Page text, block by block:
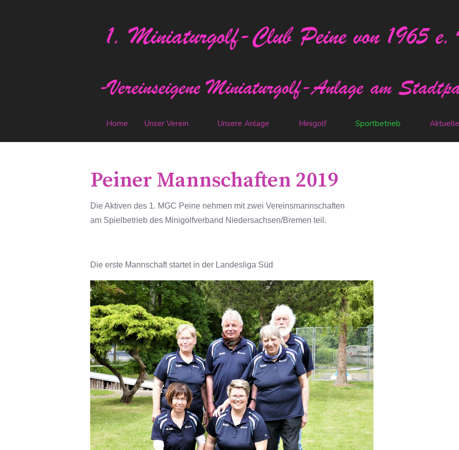
Home Unser Verein Unsere Anlage Minigolf Sportbetrieb
Peiner Mannschaften 2019
Die Aktiven des 1. MGC Peine nehmen mit zwei Vereinsmannschaften
am Spielbetrieb des Minigolfverband Niedersachsen/Bremen teil.
Die erste Mannschaft startet in der Landesliga Süd